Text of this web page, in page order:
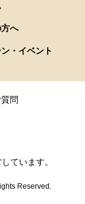
へ
・イベント
問
ドウで開きます。
ています。
Reserved.